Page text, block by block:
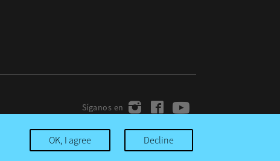
OK, I agree Decline